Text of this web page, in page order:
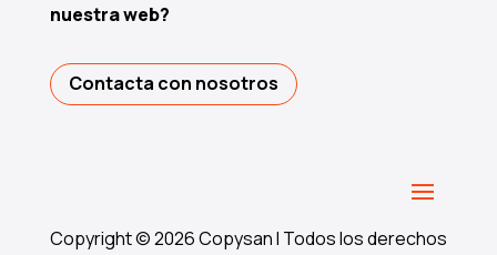
nuestra web?
Contacta con nosotros
Copyright © 2026 Copysan I Todos los derechos